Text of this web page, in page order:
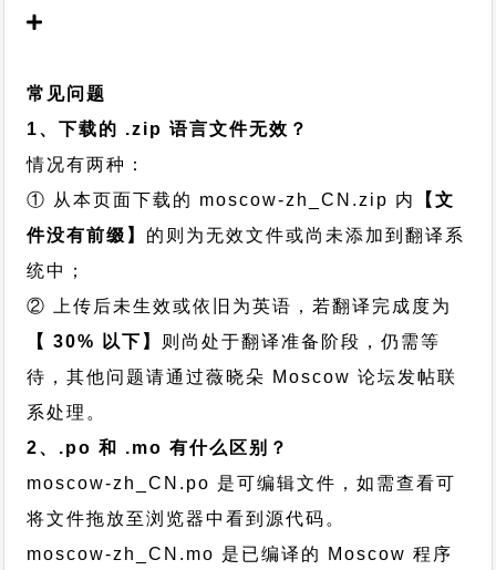
常见问题
1、下载的 .zip 语言文件无效？
情况有两种：
① 从本页面下载的 moscow-zh_CN.zip 内
【文
件没有前缀】 的则为无效文件或尚未添加到翻译系
统中；
② 上传后未生效或依旧为英语，若翻译完成度为
【 30% 以下】 则尚处于翻译准备阶段，仍需等
待，其他问题请通过薇晓朵 Moscow 论坛发帖联
系处理。
2、.po 和 .mo 有什么区别？
moscow-zh_CN.po 是可编辑文件，如需查看可
将文件拖放至浏览器中看到源代码。
moscow-zh_CN.mo 是已编译的 Moscow 程序